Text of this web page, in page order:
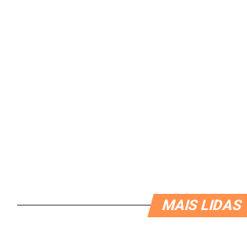
MAIS LIDAS